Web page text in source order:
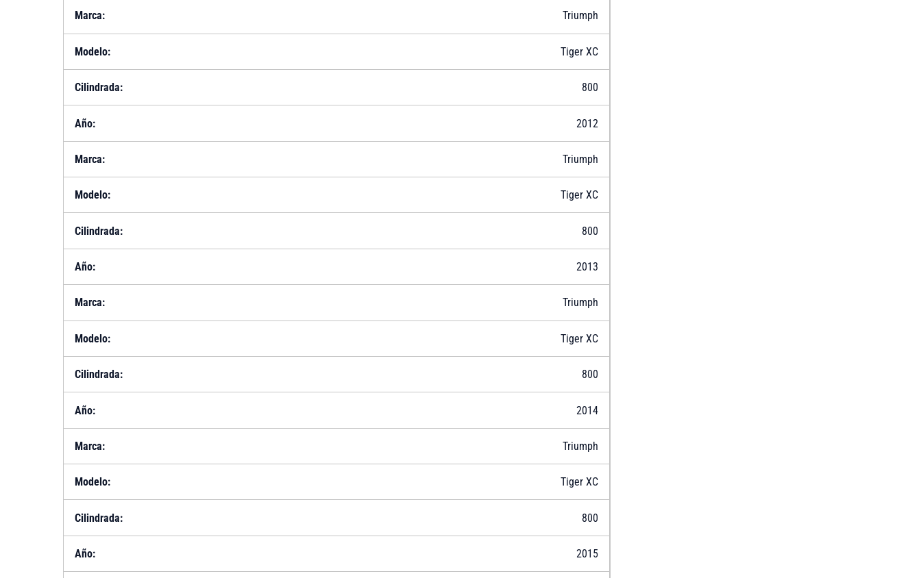
Triumph
Tiger XC
800
2012
Triumph
Tiger XC
800
2013
Triumph
Tiger XC
800
2014
Triumph
Tiger XC
800
2015